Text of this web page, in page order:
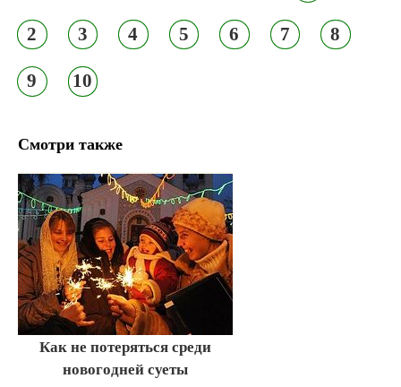
2 3 4 5 6 7 8
9 10
Смотри также
Как не потеряться среди
новогодней суеты